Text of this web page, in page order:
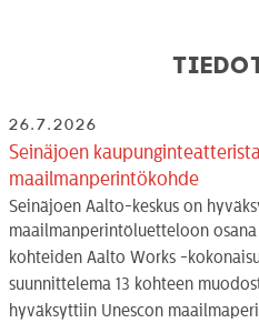
26.7.2026
Seinäjoen
maailmanperintökohde
Seinäjoen Aalto-keskus on
maailmanperintöluetteloon
kohteiden Aalto Works -
suunnittelema 13 kohteen
hyväksyttiin Unescon